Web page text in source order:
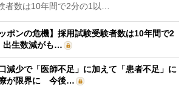
者数は10年間で2分の1以…
ポンの危機】採用試験受験者数は10年間で2
生数減がも…
減少で「医師不足」に加えて「患者不足」に
療が限界に 今後…